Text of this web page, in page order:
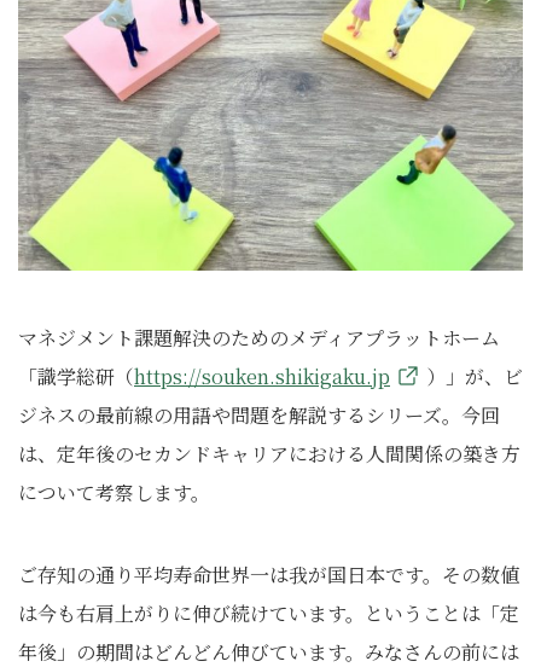
マネジメント課題解決のためのメディアプラットホーム
「識学総研（https://souken.shikigaku.jp
）」が、ビ
ジネスの最前線の用語や問題を解説するシリーズ。今回
は、定年後のセカンドキャリアにおける人間関係の築き方
について考察します。
ご存知の通り平均寿命世界一は我が国日本です。その数値
は今も右肩上がりに伸び続けています。ということは「定
年後」の期間はどんどん伸びています。みなさんの前には